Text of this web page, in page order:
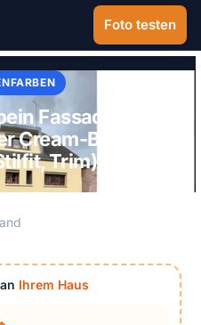
Foto testen
Fassade 2026:
Cream-Beige
Trim)
Ihrem Haus